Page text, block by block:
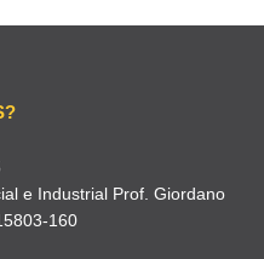
e Industrial Prof. Giordano
160